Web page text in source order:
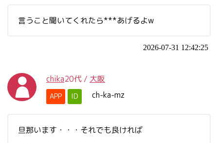
言うこと聞いてくれたら***あげるよw
2026-07-31 12:42:25
chika20代 / 大阪
APP ID ch-ka-mz
旦那います・・・それでも良ければ